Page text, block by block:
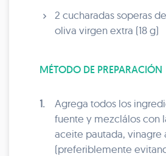
2 cucharadas soperas
oliva virgen extra (18 g)
MÉTODO DE PREPARACIÓN
1.
Agrega todos los
fuente y mezclálos con
aceite pautada, vinagre
(preferiblemente